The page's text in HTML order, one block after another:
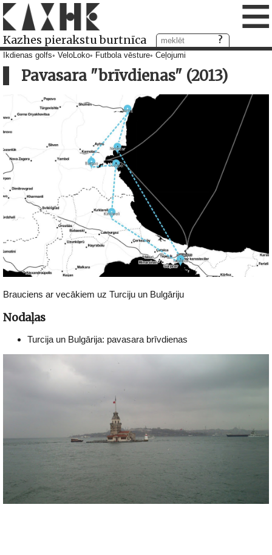
Kazhes pierakstu burtnīca ≡
Ikdienas golfs VeloLoko Futbola vēsture Ceļojumi
Pavasara "brīvdienas" (2013)
Brauciens ar vecākiem uz Turciju un Bulgāriju
Nodaļas
Turcija un Bulgārija: pavasara brīvdienas